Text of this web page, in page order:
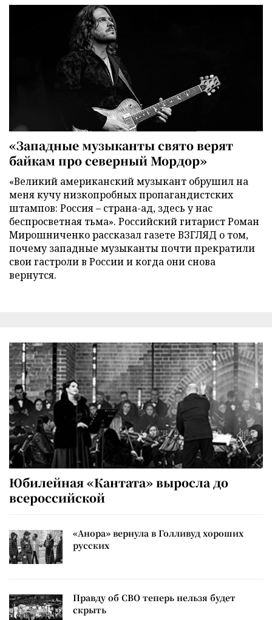
«Западные музыканты свято верят
байкам про северный Мордор»
«Великий американский музыкант обрушил на
меня кучу низкопробных пропагандистских
штампов: Россия – страна-ад, здесь у нас
беспросветная тьма». Российский гитарист Роман
Мирошниченко рассказал газете ВЗГЛЯД о том,
почему западные музыканты почти прекратили
свои гастроли в России и когда они снова
вернутся.
Юбилейная «Кантата» выросла до
всероссийской
«Анора» вернула в Голливуд хороших
русских
Правду об СВО теперь нельзя будет
скрыть